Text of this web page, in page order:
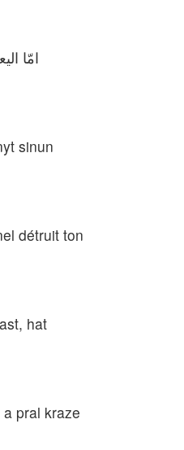
امّا
sinun
détruit ton
hat
pral kraze